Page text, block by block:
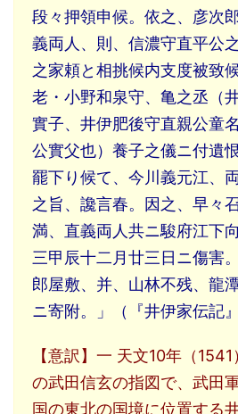
段々押領申候。依之、彦次
義両人、則、信濃守直平公
之家頼と相挑候内支度被致
老・小野和泉守、亀之丞（
實子、井伊肥後守直親公童
公實父也）養子之儀ニ付遺
罷下り候て、今川義元江、
之旨、讒言春。因之、早々
満、直義両人共ニ駿府江下
三甲辰十二月廿三日ニ傷害
郎屋敷、并、山林不残、龍
ニ寄附。」（『井伊家伝記』
【意訳】一 天文10年（
の武田信玄の指図で、武田
国の東北の国境に位置する